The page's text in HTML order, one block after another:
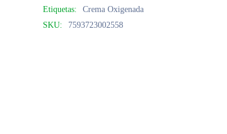
Etiquetas:
Crema Oxigenada
SKU:
7593723002558